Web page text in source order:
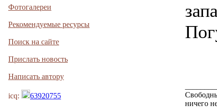
Фотогалереи
Рекомендуемые ресурсы
Поиск на сайте
Прислать новость
Написать автору
icq: 63920755
ничего